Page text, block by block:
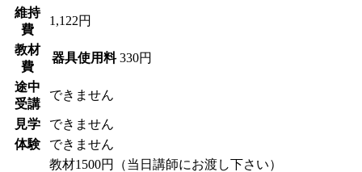
維持
費
1,122円
教材
費
器具使用料 330円
途中
受講
できません
見学
できません
体験
できません
教材1500円（当日講師にお渡し下さい）